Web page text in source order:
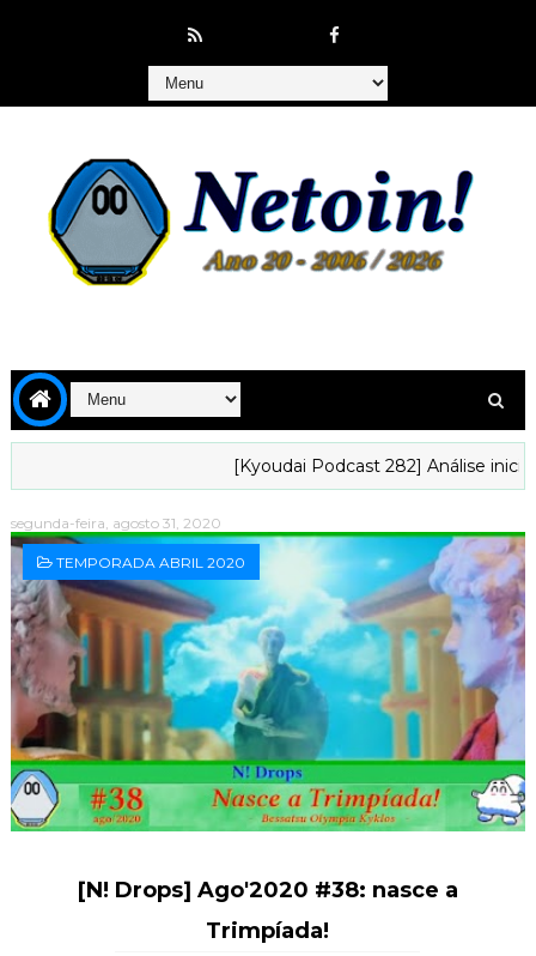
[Kyoudai Podcast 282] Análise inicial da
segunda-feira, agosto 31, 2020
TEMPORADA ABRIL 2020
[N! Drops] Ago'2020 #38: nasce a
Trimpíada!